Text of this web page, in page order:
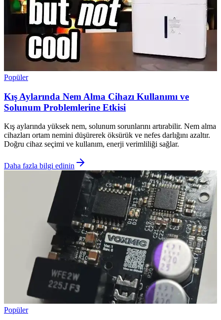
Popüler
Kış Aylarında Nem Alma Cihazı Kullanımı ve
Solunum Problemlerine Etkisi
Kış aylarında yüksek nem, solunum sorunlarını artırabilir. Nem alma
cihazları ortam nemini düşürerek öksürük ve nefes darlığını azaltır.
Doğru cihaz seçimi ve kullanım, enerji verimliliği sağlar.
Daha fazla bilgi edinin
Popüler